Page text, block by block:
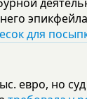
эпикфейла
для
евро, но